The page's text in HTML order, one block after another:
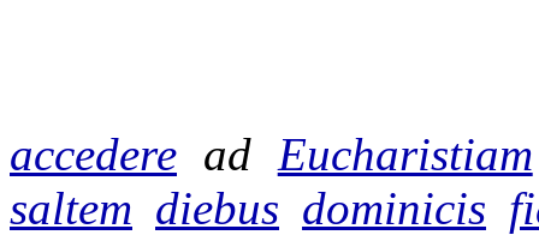
accedere ad Eucharistiam
saltem diebus dominicis